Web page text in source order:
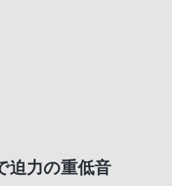
迫力の重低音